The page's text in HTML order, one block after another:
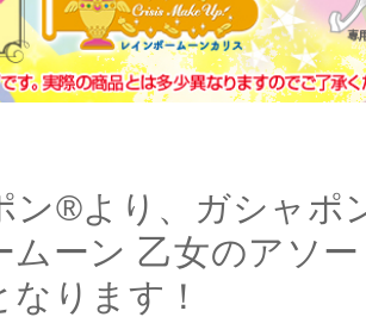
ン®より、ガシャポ
ムーン 乙女のアソ
ります！